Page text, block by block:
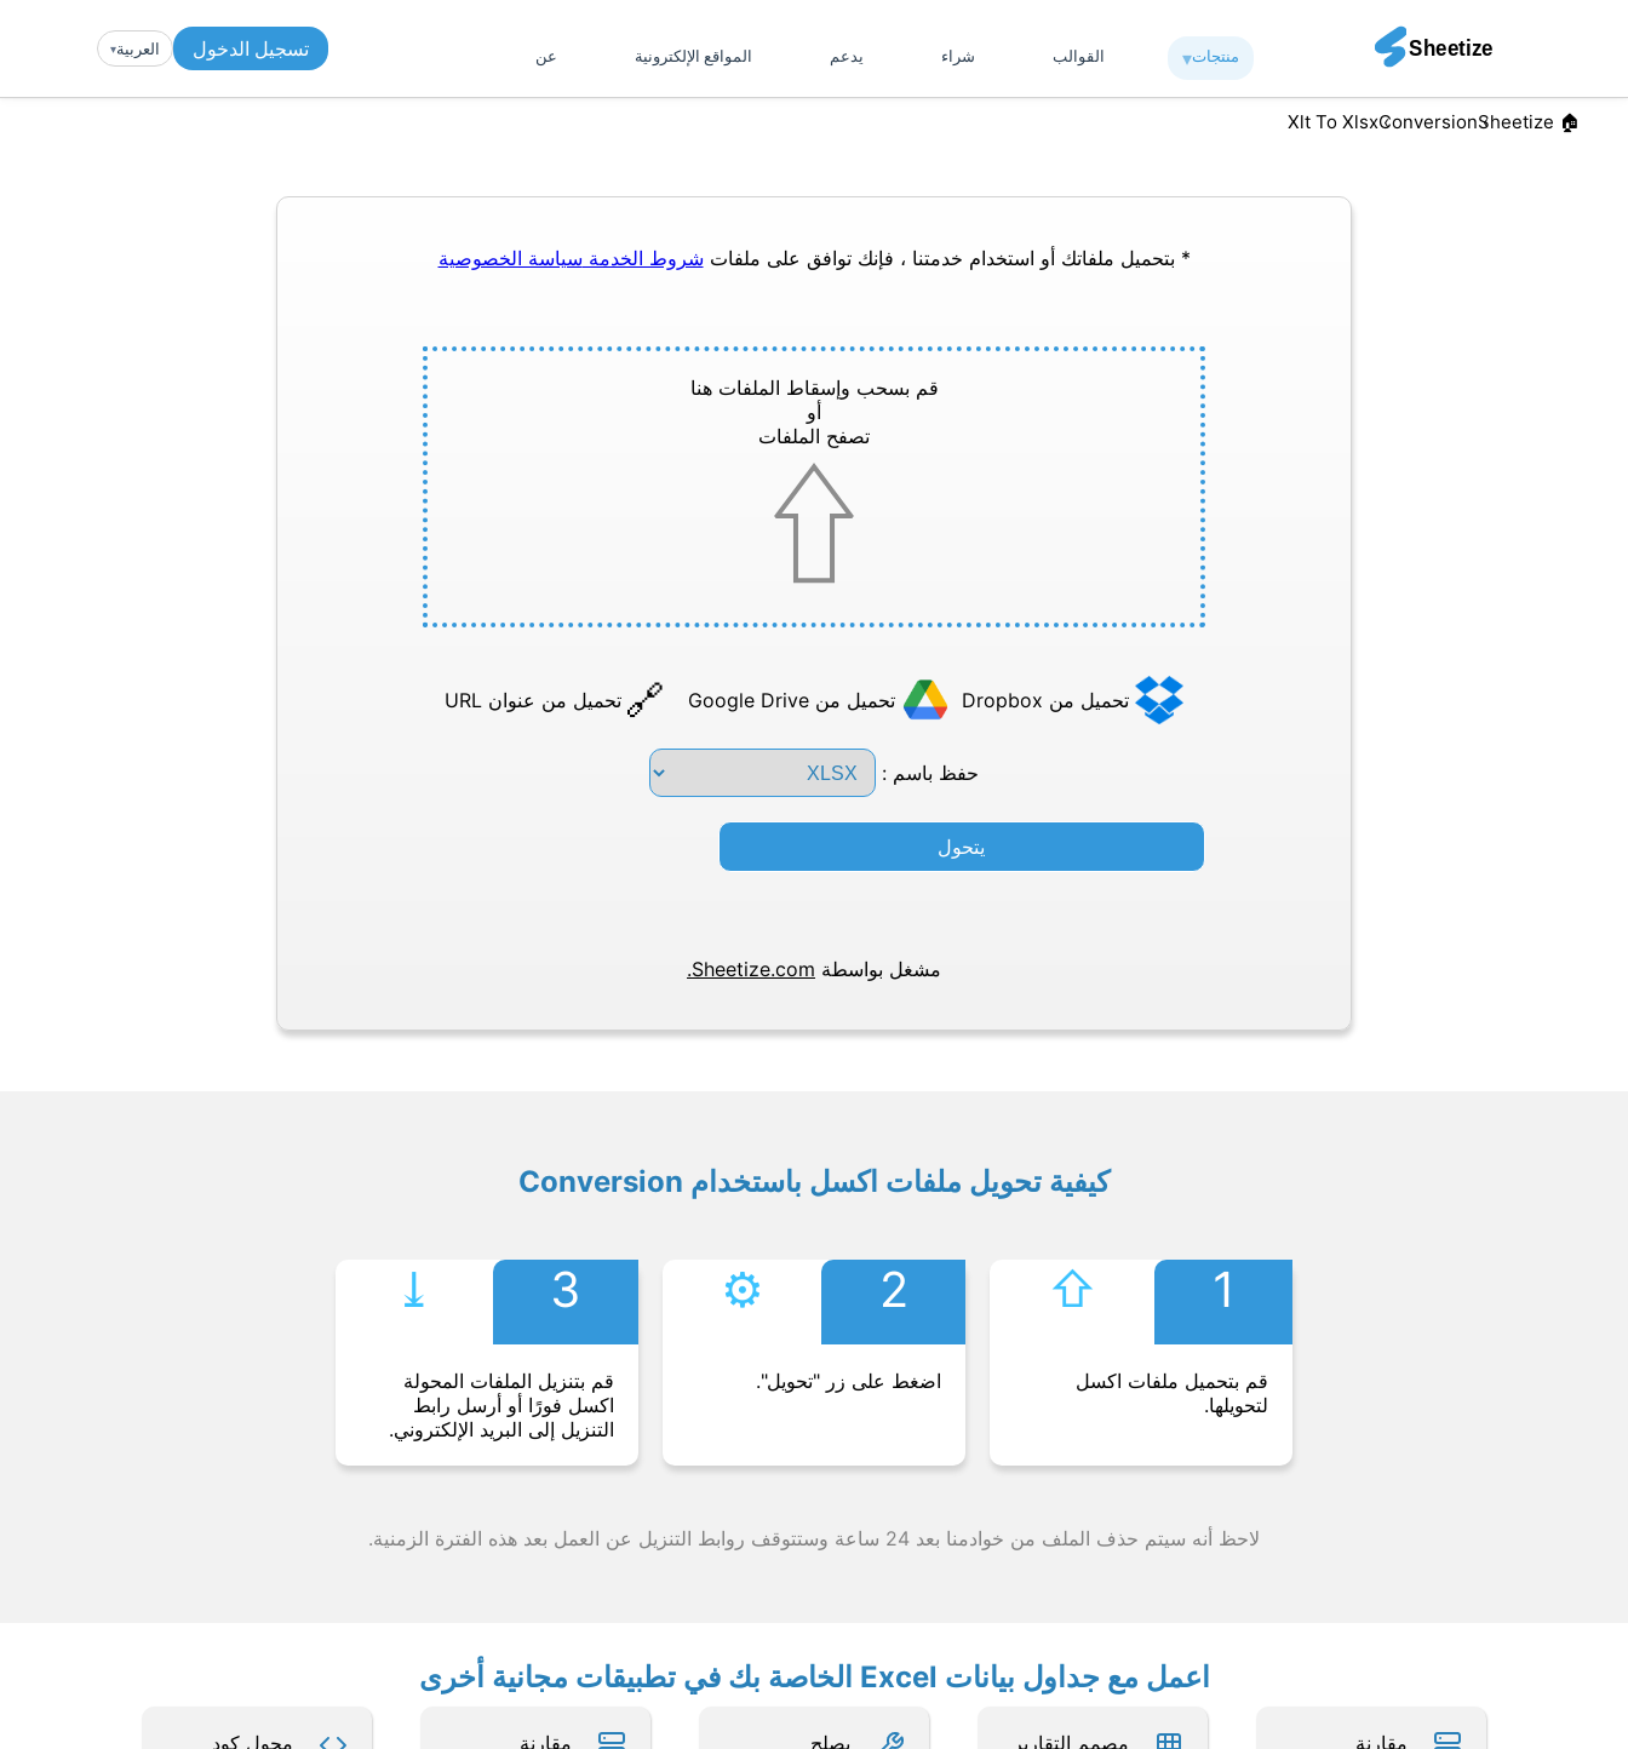
منتجات▾︎ القوالب شراء يدعم المواقع الإلكترونية عن تسجيل الدخول العربية▾︎
🏠︎ Sheetize
Conversion
Xlt To Xlsx
* بتحميل ملفاتك أو استخدام خدمتنا ، فإنك توافق على ملفات شروط الخدمة سياسة الخصوصية
قم بسحب وإسقاط الملفات هنا
أو
تصفح الملفات
تحميل من Dropbox تحميل من Google Drive تحميل من عنوان URL
حفظ باسم :
يتحول
مشغل بواسطة Sheetize.com.
كيفية تحويل ملفات اكسل باستخدام Conversion
1
⇧︎
قم بتحميل ملفات اكسل
لتحويلها.
2
⚙︎
اضغط على زر "تحويل".
3
⤓︎
قم بتنزيل الملفات المحولة
اكسل فورًا أو أرسل رابط
التنزيل إلى البريد الإلكتروني.
لاحظ أنه سيتم حذف الملف من خوادمنا بعد 24 ساعة وستتوقف روابط التنزيل عن العمل بعد هذه الفترة الزمنية.
اعمل مع جداول بيانات Excel الخاصة بك في تطبيقات مجانية أخرى
مقارنة
مصمم التقارير
بصلح مقارنة محول كود